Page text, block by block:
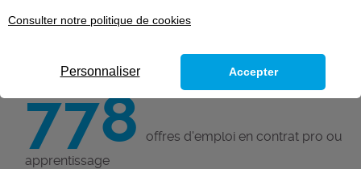
confiance.
778 offres d'emploi en contrat pro ou
apprentissage
Consulter notre politique de cookies
Personnaliser Accepter